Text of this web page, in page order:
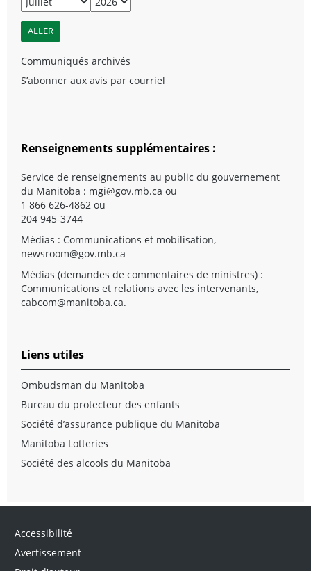
Communiqués archivés
S’abonner aux avis par courriel
Renseignements supplémentaires :
Service de renseignements au public du gouvernement
du Manitoba : mgi@gov.mb.ca ou
1 866 626-4862 ou
204 945-3744
Médias : Communications et mobilisation,
newsroom@gov.mb.ca
Médias (demandes de commentaires de ministres) :
Communications et relations avec les intervenants,
cabcom@manitoba.ca.
Liens utiles
Ombudsman du Manitoba
Bureau du protecteur des enfants
Société d’assurance publique du Manitoba
Manitoba Lotteries
Société des alcools du Manitoba
Accessibilité
Avertissement